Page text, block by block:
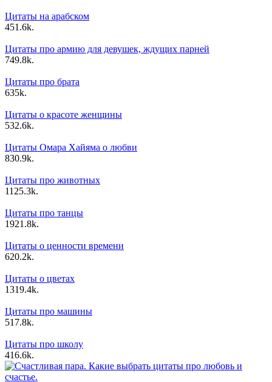
Цитаты на арабском
451.6k.
Цитаты про армию для девушек, ждущих парней
749.8k.
Цитаты про брата
635k.
Цитаты о красоте женщины
532.6k.
Цитаты Омара Хайяма о любви
830.9k.
Цитаты про животных
11 25.3k.
Цитаты про танцы
1921.8k.
Цитаты о ценности времени
620.2k.
Цитаты о цветах
1319.4k.
Цитаты про машины
517.8k.
Цитаты про школу
416.6k.